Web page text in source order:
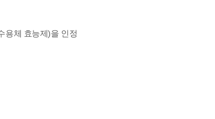
체 효능제)을 인정